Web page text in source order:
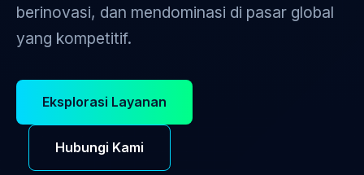
berinovasi, dan mendominasi di pasar global
yang kompetitif.
Eksplorasi Layanan
Hubungi Kami